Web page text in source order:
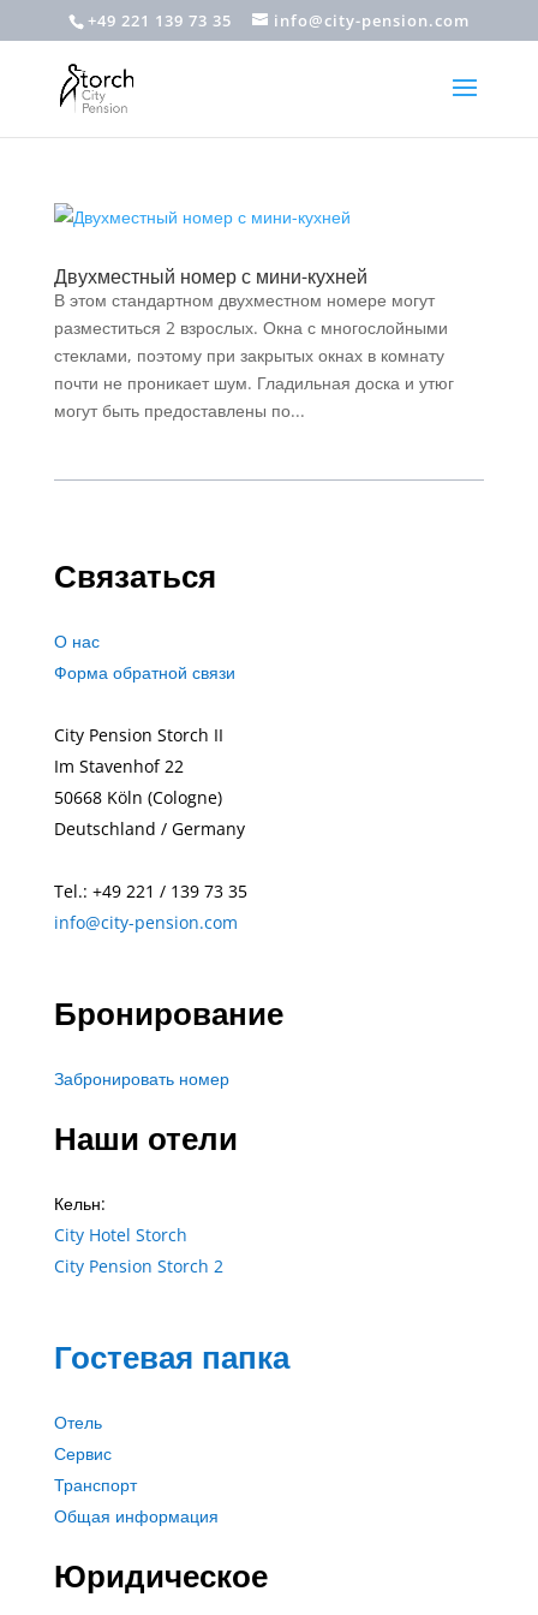
+49 221 139 73 35 info@city-pension.com
Двухместный номер с мини-кухней
В этом стандартном двухместном номере могут
разместиться 2 взрослых. Окна с многослойными
стеклами, поэтому при закрытых окнах в комнату
почти не проникает шум. Гладильная доска и утюг
могут быть предоставлены по...
Связаться
О нас
Форма обратной связи
City Pension Storch II
Im Stavenhof 22
50668Köln (Cologne)
Deutschland / Germany
Tel.: +49 221 / 139 73 35
info@city-pension.com
Бронирование
Забронировать номер
Наши отели
Кельн:
City Hotel Storch
City Pension Storch 2
Гостевая папка
Отель
Сервис
Транспорт
Общая информация
Юридическое